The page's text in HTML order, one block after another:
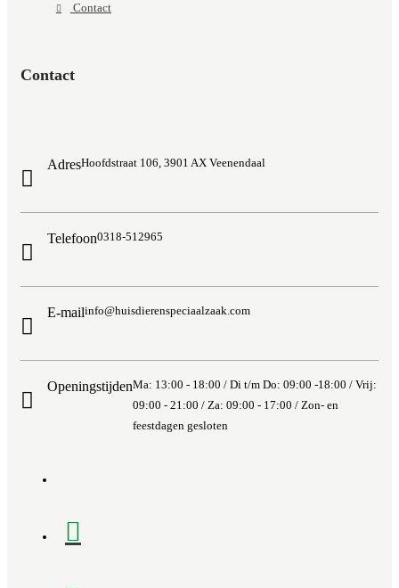
Contact
Contact
AdresHoofdstraat 106, 3901 AX Veenendaal
Telefoon0318-512965
E-mailinfo@huisdierenspeciaalzaak.com
OpeningstijdenMa: 13:00 - 18:00 / Di t/m Do: 09:00 -18:00 / Vrij:
09:00 - 21:00 / Za: 09:00 - 17:00 / Zon- en
feestdagen gesloten